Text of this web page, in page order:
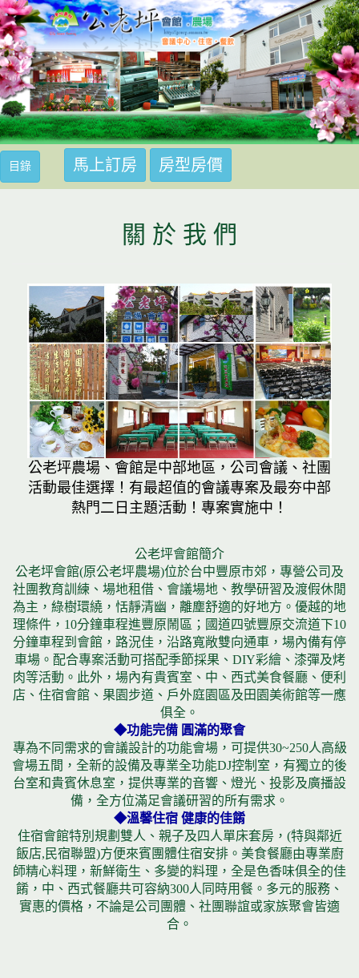
目錄馬上訂房馬上訂房 房型房價
關 於 我 們
公老坪農場、會館是中部地區，公司會議、社團
活動最佳選擇！有最超值的會議專案及最夯中部
熱門二日主題活動！專案實施中！
公老坪會館簡介
公老坪會館(原公老坪農場)位於台中豐原市郊，專營公司及
社團教育訓練、場地租借、會議場地、教學研習及渡假休閒
為主，綠樹環繞，恬靜清幽，離塵舒適的好地方。優越的地
理條件，10分鐘車程進豐原鬧區；國道四號豐原交流道下10
分鐘車程到會館，路況佳，沿路寬敞雙向通車，場內備有停
車場。配合專案活動可搭配季節採果、DIY彩繪、漆彈及烤
肉等活動。此外，場內有貴賓室、中、西式美食餐廳、便利
店、住宿會館、果園步道、戶外庭園區及田園美術館等一應
俱全。
◆功能完備 圓滿的聚會
專為不同需求的會議設計的功能會場，可提供30~250人高級
會場五間，全新的設備及專業全功能DJ控制室，有獨立的後
台室和貴賓休息室，提供專業的音響、燈光、投影及廣播設
備，全方位滿足會議研習的所有需求。
◆溫馨住宿 健康的佳餚
住宿會館特別規劃雙人、親子及四人單床套房，(特與鄰近
飯店,民宿聯盟)方便來賓團體住宿安排。美食餐廳由專業廚
師精心料理，新鮮衛生、多變的料理，全是色香味俱全的佳
餚，中、西式餐廳共可容納300人同時用餐。多元的服務、
實惠的價格，不論是公司團體、社團聯誼或家族聚會皆適
合。